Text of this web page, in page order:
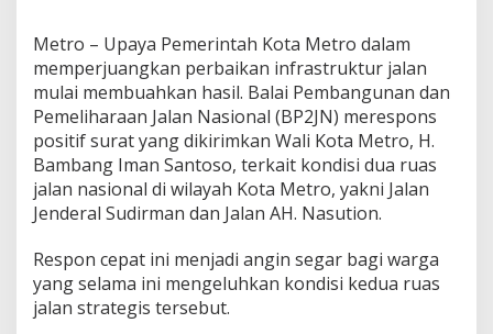
r
u
k
u
r
,
D
u
a
u
a
s
Metro – Upaya Pemerintah Kota Metro dalam
memperjuangkan perbaikan infrastruktur jalan
mulai membuahkan hasil. Balai Pembangunan dan
Pemeliharaan Jalan Nasional (BP2JN) merespons
positif surat yang dikirimkan Wali Kota Metro, H.
Bambang Iman Santoso, terkait kondisi dua ruas
jalan nasional di wilayah Kota Metro, yakni Jalan
Jenderal Sudirman dan Jalan AH. Nasution.
Respon cepat ini menjadi angin segar bagi warga
yang selama ini mengeluhkan kondisi kedua ruas
jalan strategis tersebut.